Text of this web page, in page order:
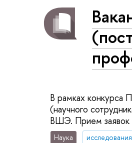
В рамках конкурса
(научного
ВШЭ. Прием заявок
Наука